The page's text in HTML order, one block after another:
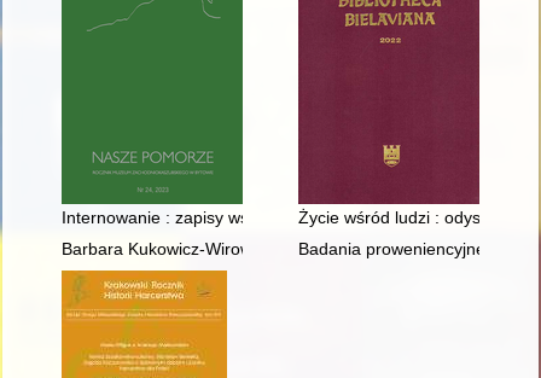
Internowanie : zapisy wspomnieniowe i literackie
Życie wśród ludzi : odyseja
Barbara Kukowicz-Wirowska (1950-2021) : toruńska
Badania proweniencyjne : losy